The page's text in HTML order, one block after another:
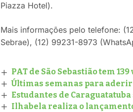
Piazza Hotel).
Mais informações pelo telefone:
Sebrae), (12) 99231-8973
PAT de São Sebastião tem
Últimas semanas para
Estudantes de
Ilhabela realiza o